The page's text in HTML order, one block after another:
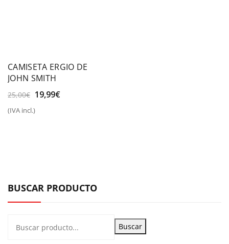
CAMISETA ERGIO DE
JOHN SMITH
25,00€ El
original
19,99€El
(IVA incl.)
BUSCAR PRODUCTO
Buscar